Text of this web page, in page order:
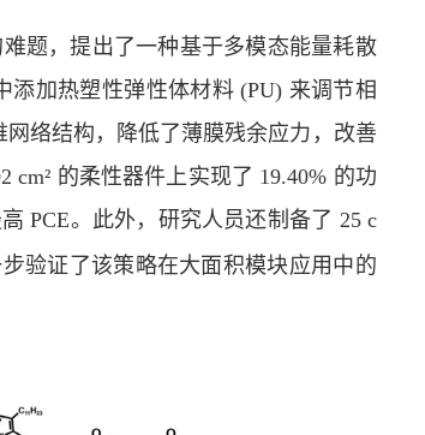
题，提出了一种基于多模态能量耗散
添加热塑性弹性体材料(PU) 来调节相
网络结构，降低了薄膜残余应力，改善
cm² 的柔性器件上实现了 19.40% 的功
PCE。此外，研究人员还制备了 25 c
步验证了该策略在大面积模块应用中的